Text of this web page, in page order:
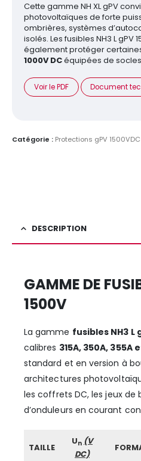
Cette gamme NH XL gPV
photovoltaïques de forte
ombrières, systèmes
isolés. Les fusibles NH3 L gPV
également protéger
1000V DCéquipées de
Voir le PDF Document
Catégorie : Protections gPV 1500VDC
DESCRIPTION
GAMME DE
1500V
La gamme fusibles NH3 L
calibres 315A, 350A, 355A
standard et en version à
architectures
les coffrets DC, les jeux de
d’onduleurs en courant
TAILLE
Un (V
DC)